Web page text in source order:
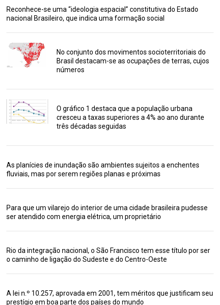
Reconhece-se uma “ideologia espacial” constitutiva do Estado
nacional Brasileiro, que indica uma formação social
No conjunto dos movimentos socioterritoriais do
Brasil destacam-se as ocupações de terras, cujos
números
O gráfico 1 destaca que a população urbana
cresceu a taxas superiores a 4% ao ano durante
três décadas seguidas
As planícies de inundação são ambientes sujeitos a enchentes
fluviais, mas por serem regiões planas e próximas
Para que um vilarejo do interior de uma cidade brasileira pudesse
ser atendido com energia elétrica, um proprietário
Rio da integração nacional, o São Francisco tem esse título por ser
o caminho de ligação do Sudeste e do Centro-Oeste
A lei n.º 10.257, aprovada em 2001, tem méritos que justificam seu
prestígio em boa parte dos países do mundo